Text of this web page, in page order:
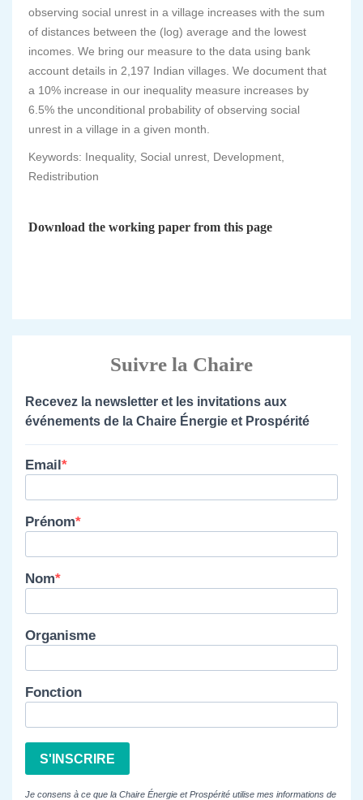
observing social unrest in a village increases with the sum
of distances between the (log) average and the lowest
incomes. We bring our measure to the data using bank
account details in 2,197 Indian villages. We document that
a 10% increase in our inequality measure increases by
6.5% the unconditional probability of observing social
unrest in a village in a given month.
Keywords: Inequality, Social unrest, Development,
Redistribution
Download the working paper from this page
Suivre la Chaire
Recevez la newsletter et les invitations aux
événements de la Chaire Énergie et Prospérité
Email
Prénom
Nom
Organisme
Fonction
S'INSCRIRE
Je consens à ce que la Chaire Énergie et Prospérité utilise mes informations de